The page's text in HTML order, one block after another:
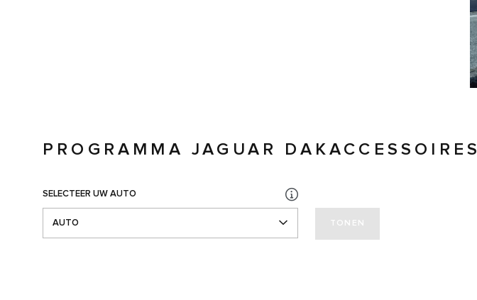
PROGRAMMA JAGUAR DAKACCESSOIRES
SELECTEER UW AUTO
AUTO TONEN